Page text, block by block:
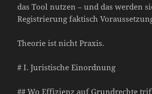
das Tool nutzen – und das werden
Registrierung faktisch
Theorie ist nicht Praxis.
# I. Juristische Einordnung
## Wo Effizienz auf Grundrechte